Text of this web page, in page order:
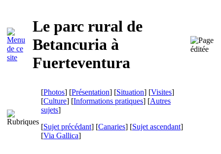
Le parc rural de
Betancuria à
Fuerteventura
[Photos] [Présentation] [Situation] [Visites]
[Culture] [Informations pratiques] [Autres
sujets]
[Sujet précédant] [Canaries] [Sujet ascendant]
[Via Gallica]